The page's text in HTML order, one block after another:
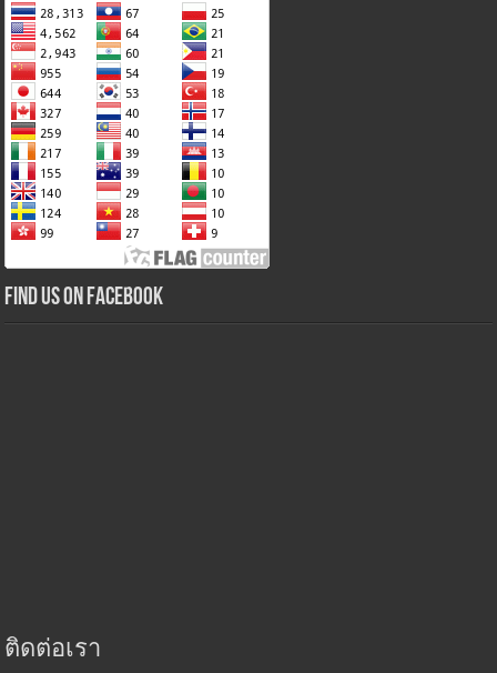
Find us on Facebook
ติดต่อเรา